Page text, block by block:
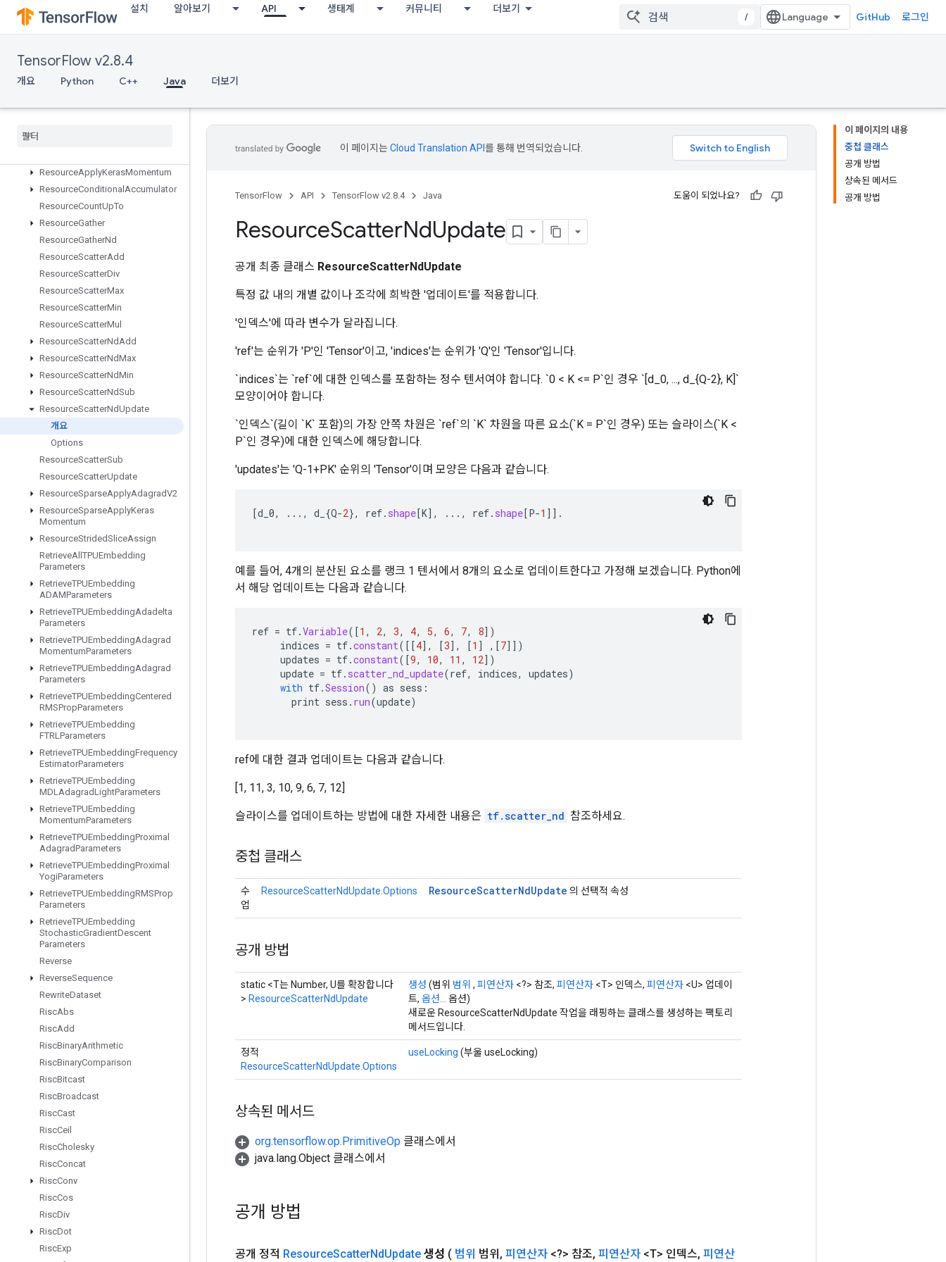
설치 알아보기 API 생태계 커뮤니티 더보기
/ GitHub 로그인
TensorFlow v2.8.4
개요 Python C++ Java 더보기
ResourceAccumulatorApplyGradi
ent
ulated
Gradient
ResourceApplyKerasMomentum
ResourceConditional Accumulator
ResourceCountUpTo
ResourceGather
ResourceGatherNd
ResourceScatterAdd
ResourceScatterDiv
ResourceScatterMax
ResourceScatterMin
ResourceScatterMul
ResourceScatterNdAdd
ResourceScatterNdMax
ResourceScatterNdMin
ResourceScatterNdSub
ResourceScatterNdUpdate
개요
Options
ResourceScatterSub
ResourceScatterUpdate
ResourceSparseApplyAdagradV2
ResourceSparseApplyKeras
Momentum
ResourceStridedSliceAssign
RetrieveAll TPUEmbedding
Parameters
RetrieveTPUEmbedding
ADAMParameters
RetrieveTPUEmbeddingAdadelta
Parameters
RetrieveTPUEmbeddingAdagrad
MomentumParameters
RetrieveTPUEmbeddingAdagrad
Parameters
RetrieveTPUEmbeddingCentered
RMSPropParameters
RetrieveTPUEmbedding
FTRLParameters
RetrieveTPUEmbeddingFrequency
EstimatorParameters
RetrieveTPUEmbedding
MDLAdagradLightParameters
RetrieveTPUEmbedding
MomentumParameters
RetrieveTPUEmbeddingProximal
AdagradParameters
RetrieveTPUEmbeddingProximal
YogiParameters
RetrieveTPUEmbeddingRMSProp
Parameters
RetrieveTPUEmbedding
StochasticGradientDescent
Parameters
Reverse
ReverseSequence
RewriteDataset
RiscAbs
RiscAdd
RiscBinaryArithmetic
RiscBinaryComparison
RiscBitcast
RiscBroadcast
RiscCast
RiscCeil
RiscCholesky
RiscConcat
RiscConv
RiscCos
RiscDiv
RiscDot
RiscExp
이 페이지의 내용
중첩 클래스
공개 방법
상속된 메서드
공개 방법
이 페이지는Cloud Translation API 를 통해 번역되었습니다.
TensorFlow API TensorFlow v2.8.4 Java 도움이 되었나요?
ResourceScatterNdUpdate
공개 최종 클래스 ResourceScatterNdUpdate
특정 값 내의 개별 값이나 조각에 희박한 '업데이트'를 적용합니다.
'인덱스'에 따라 변수가 달라집니다.
'ref'는 순위가 'P'인 'Tensor'이고, 'indices'는 순위가 'Q'인 'Tensor'입니다.
`indices`는 `ref`에 대한 인덱스를 포함하는 정수 텐서여야 합니다. `0 < K <= P`인 경우 `[d_0, ..., d_{Q-2}, K]`
모양이어야 합니다.
`인덱스`(길이 `K` 포함)의 가장 안쪽 차원은 `ref`의 `K` 차원을 따른 요소(`K = P`인 경우) 또는 슬라이스(`K <
P`인 경우)에 대한 인덱스에 해당합니다.
'updates'는 'Q-1+PK' 순위의 'Tensor'이며 모양은 다음과 같습니다.
[d_0, ..., d_ {Q-2}, ref. shape[K] , ..., ref. shape[P-1 ]] .
예를 들어, 4개의 분산된 요소를 랭크 1 텐서에서 8개의 요소로 업데이트한다고 가정해 보겠습니다. Python에
서 해당 업데이트는 다음과 같습니다.
ref = tf.Variable( [1 , 2, 3, 4, 5, 6, 7, 8] )
indices = tf.constant( [[4] , [3] , [1 ] , [7]] )
updates = tf.constant( [9, 10, 11 , 12] )
update = tf. scatter_nd_update(ref, indices, updates)
with tf.Session() as sess :
print sess . run(update)
ref에 대한 결과 업데이트는 다음과 같습니다.
[1, 11, 3, 10, 9, 6, 7, 12]
슬라이스를 업데이트하는 방법에 대한 자세한 내용은 tf.scatter_nd 참조하세요.
중첩 클래스
수
업
ResourceScatterNdUpdate.Options ResourceScatterNdUpdate 의 선택적 속성
공개 방법
static <T는 Number, U를 확장합니다
> ResourceScatterNdUpdate
생성 (범위 범위 , 피연산자 <?> 참조, 피연산자 <T> 인덱스, 피연산자 <U> 업데이
트, 옵션...
옵션)
새로운 ResourceScatterNdUpdate 작업을 래핑하는 클래스를 생성하는 팩토리
메서드입니다.
정적
ResourceScatterNdUpdate.Options
useLocking (부울 useLocking)
상속된 메서드
org.tensorflow.op.PrimitiveOp 클래스에서
java.lang.Object 클래스에서
공개 방법
공개 정적 ResourceScatterNdUpdate 생성 ( 범위 범위 , 피연산자 <?> 참조, 피연산자 <T> 인덱스, 피연산